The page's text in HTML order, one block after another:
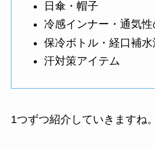
日傘・帽子
冷感インナー・通気
保冷ボトル・経口補水
汗対策アイテム
1つずつ紹介していきますね。